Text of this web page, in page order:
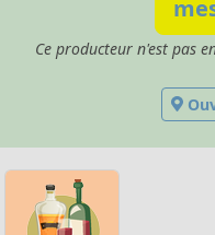
Ce producteur n'est pas